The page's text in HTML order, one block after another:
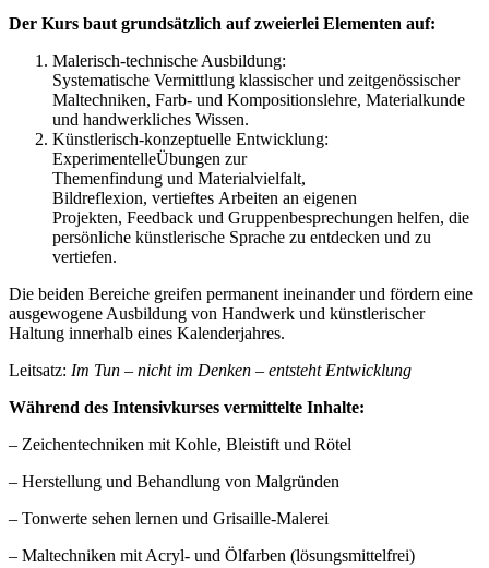
Der Kurs baut grundsätzlich auf zweierlei Elementen auf:
Malerisch-technische Ausbildung:
Systematische Vermittlung klassischer und zeitgenössischer
Maltechniken, Farb- und Kompositionslehre, Materialkunde
und handwerkliches Wissen.
Künstlerisch-konzeptuelle Entwicklung:
ExperimentelleÜbungen zur
Themenfindung und Materialvielfalt,
Bildreflexion, vertieftes Arbeiten an eigenen
Projekten, Feedback und Gruppenbesprechungen helfen, die
persönliche künstlerische Sprache zu entdecken und zu
vertiefen.
Die beiden Bereiche greifen permanent ineinander und fördern eine
ausgewogene Ausbildung von Handwerk und künstlerischer
Haltung innerhalb eines Kalenderjahres.
Leitsatz: Im Tun – nicht im Denken – entsteht Entwicklung
Während des Intensivkurses vermittelte Inhalte:
– Zeichentechniken mit Kohle, Bleistift und Rötel
– Herstellung und Behandlung von Malgründen
– Tonwerte sehen lernen und Grisaille-Malerei
– Maltechniken mit Acryl- und Ölfarben (lösungsmittelfrei)